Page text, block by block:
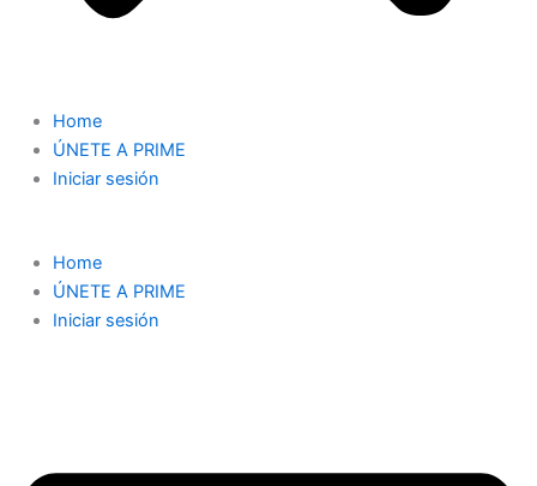
Home
ÚNETE A PRIME
Iniciar sesión
Home
ÚNETE A PRIME
Iniciar sesión